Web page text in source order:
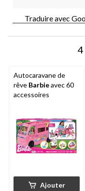
Traduire avec
Autocaravane de
rêve Barbieavec 60
accessoires
Ajouter